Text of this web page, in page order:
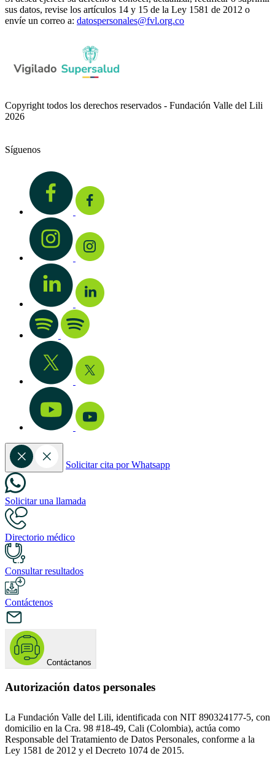
sus datos, revise los artículos 14 y 15 de la Ley 1581 de 2012 o
envíe un correo a: datospersonales@fvl.org.co
Copyright todos los derechos reservados - Fundación Valle del Lili
2026
Síguenos
Solicitar cita por Whatsapp
Solicitar una llamada
Directorio médico
Consultar resultados
Contáctenos
Contáctanos
Autorización datos personales
La Fundación Valle del Lili, identificada con NIT 890324177-5, con
domicilio en la Cra. 98 #18-49, Cali (Colombia), actúa como
Responsable del Tratamiento de Datos Personales, conforme a la
Ley 1581 de 2012 y el Decreto 1074 de 2015.